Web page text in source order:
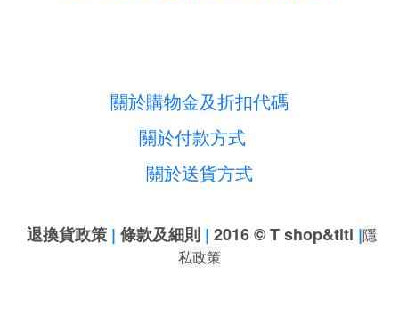
關於購物金及折扣代碼
關於付款方式
關於送貨方式
退換貨政策 | 條款及細則 | 2016 © T shop&titi |隱
私政策